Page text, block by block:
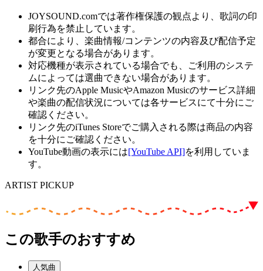
JOYSOUND.comでは著作権保護の観点より、歌詞の印
刷行為を禁止しています。
都合により、楽曲情報/コンテンツの内容及び配信予定
が変更となる場合があります。
対応機種が表示されている場合でも、ご利用のシステ
ムによっては選曲できない場合があります。
リンク先のApple MusicやAmazon Musicのサービス詳細
や楽曲の配信状況については各サービスにて十分にご
確認ください。
リンク先のiTunes Storeでご購入される際は商品の内容
を十分にご確認ください。
YouTube動画の表示には[YouTube API]を利用していま
す。
ARTIST PICKUP
この歌手のおすすめ
人気曲